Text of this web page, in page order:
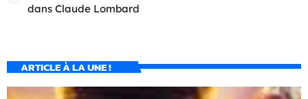
dans Claude Lombard
ARTICLE À LA UNE !